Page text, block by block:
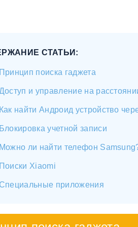
СТАТЬИ:
Принцип поиска гаджета
и управление на
Как найти Андроид устройство
Блокировка учетной записи
Можно ли найти телефон
Поиски Xiaomi
Специальные приложения